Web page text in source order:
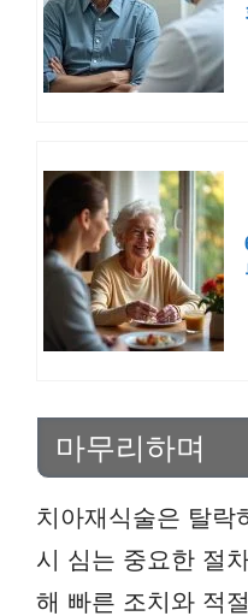
마무리하며
치아재식술은 탈락
시 심는 중요한 절
해 빠른 조치와 적